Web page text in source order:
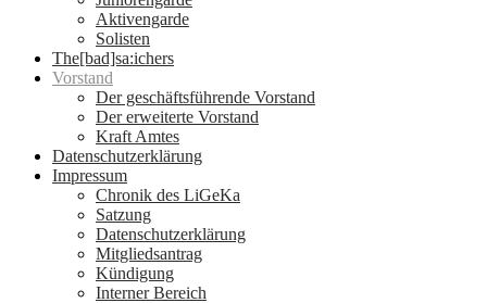
Aktivengarde
Solisten
The[bad]sa:ichers
Vorstand
Der geschäftsführende Vorstand
Der erweiterte Vorstand
Kraft Amtes
Datenschutzerklärung
Impressum
Chronik des LiGeKa
Satzung
Datenschutzerklärung
Mitgliedsantrag
Kündigung
Interner Bereich